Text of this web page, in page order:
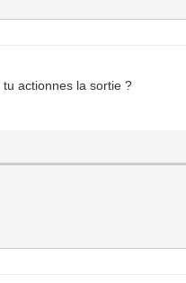
actionnes la sortie ?